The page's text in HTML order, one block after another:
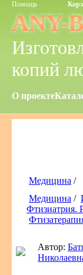
Помощь
ANY-
копий
О проекте
Медицина /
Медицина /
Фтизиатрия.
Автор: